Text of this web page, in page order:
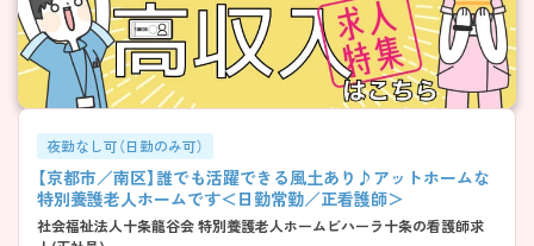
夜勤なし可（日勤のみ可）
【京都市／南区】誰でも活躍できる風土あり♪アットホームな
特別養護老人ホームです＜日勤常勤／正看護師＞
社会福祉法人十条龍谷会 特別養護老人ホームビハーラ十条の看護師求